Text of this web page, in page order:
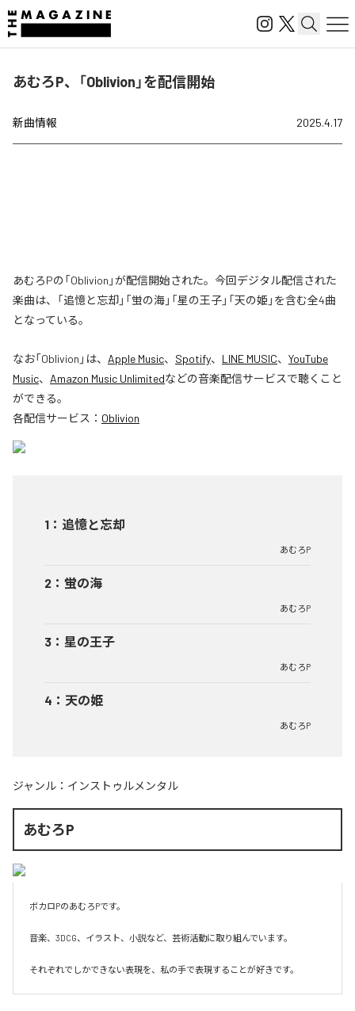
あむろP、「Oblivion」を配信開始
新曲情報 2025.4.17
あむろPの「Oblivion」が配信開始された。今回デジタル配信された
楽曲は、「追憶と忘却」「蛍の海」「星の王子」「天の姫」を含む全4曲
となっている。
なお「Oblivion 」は、 Apple Music、 Spotify、 LINE MUSIC、 YouTube
Music、 Amazon Music Unlimitedなどの音楽配信サービスで聴くこと
ができる。
各配信サービス： Oblivion
1 ： 追憶と忘却
あむろP
2 ： 蛍の海
あむろP
3 ： 星の王子
あむろP
4 ： 天の姫
あむろP
ジャンル： インストゥルメンタル
あむろP
ボカロPのあむろPです。
音楽、3DCG、イラスト、小説など、芸術活動に取り組んでいます。
それぞれでしかできない表現を、私の手で表現することが好きです。